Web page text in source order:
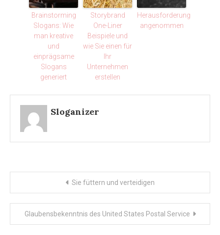
Brainstorming
Slogans: Wie
man kreative
und
einprägsame
Slogans
generiert
Storybrand
One-Liner
Beispiele und
wie Sie einen für
Ihr
Unternehmen
erstellen
Herausforderung
angenommen
Sloganizer
navigation
Sie füttern und verteidigen
Glaubensbekenntnis des United States Postal Service